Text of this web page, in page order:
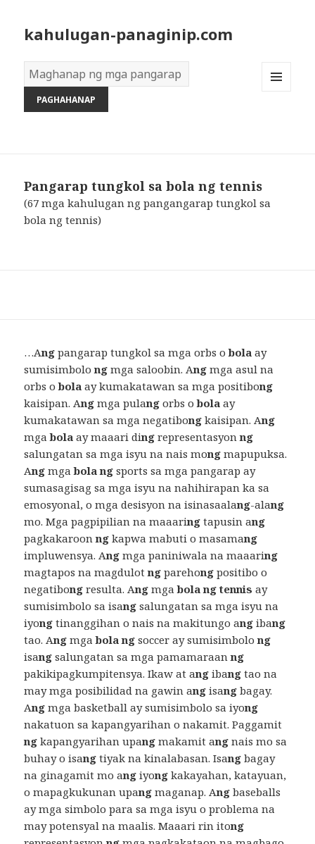
kahulugan-panaginip.com
Diksyon
ng
Mga
Pangarap tungkol sa bola ng tennis
(67 mga kahulugan ng pangangarap tungkol sa
bola ng tennis)
…Ang pangarap tungkol sa mga orbs obola ay
sumisimbolong mga saloobin. Ang mga asul na
orbs obola ay kumakatawan sa mga positibong
kaisipan. Ang mga pulang orbs obola ay
kumakatawan sa mga negatibong kaisipan. Ang
mgabola ay maaari ding representasyonng
salungatan sa mga isyu na nais mong mapupuksa.
Ang mgabola ng sports sa mga pangarap ay
sumasagisag sa mga isyu na nahihirapan ka sa
emosyonal, o mga desisyon na isinasaalang-alang
mo. Mga pagpipilian na maaaring tapusin ang
pagkakaroonng kapwa mabuti o masamang
impluwensya. Ang mga paniniwala na maaaring
magtapos na magdulotng parehong positibo o
negatibong resulta. Ang mgabola ng tennis ay
sumisimbolo sa isang salungatan sa mga isyu na
iyong tinanggihan o nais na makitungo ang ibang
tao. Ang mgabola ng soccer ay sumisimbolong
isang salungatan sa mga pamamaraanng
pakikipagkumpitensya. Ikaw at ang ibang tao na
may mga posibilidad na gawin ang isang bagay.
Ang mga basketball ay sumisimbolo sa iyong
nakatuon sa kapangyarihan o nakamit. Paggamit
ng kapangyarihan upang makamit ang nais mo sa
buhay o isang tiyak na kinalabasan. Isang bagay
na ginagamit mo ang iyong kakayahan, katayuan,
o mapagkukunan upang maganap. Ang baseballs
ay mga simbolo para sa mga isyu o problema na
may potensyal na maalis. Maaari rin itong